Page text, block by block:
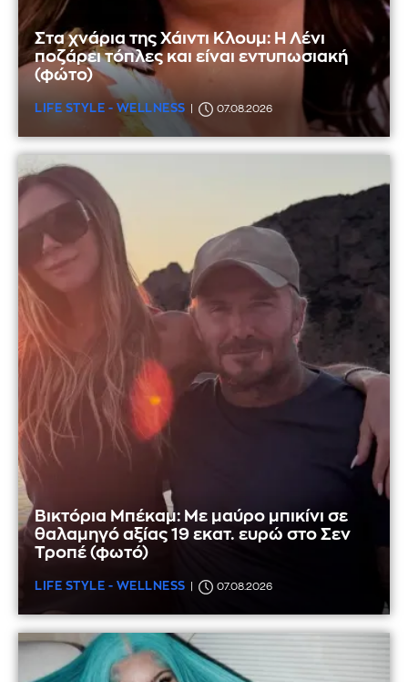
Στα χνάρια της Χάιντι Κλουμ: Η Λένι
ποζάρει τόπλες και είναι εντυπωσιακή
(φώτο)
LIFE STYLE - WELLNESS 07.08.2026
Βικτόρια Μπέκαμ: Με μαύρο μπικίνι σε
θαλαμηγό αξίας 19 εκατ. ευρώ στο Σεν
Τροπέ (φωτό)
LIFE STYLE - WELLNESS 07.08.2026